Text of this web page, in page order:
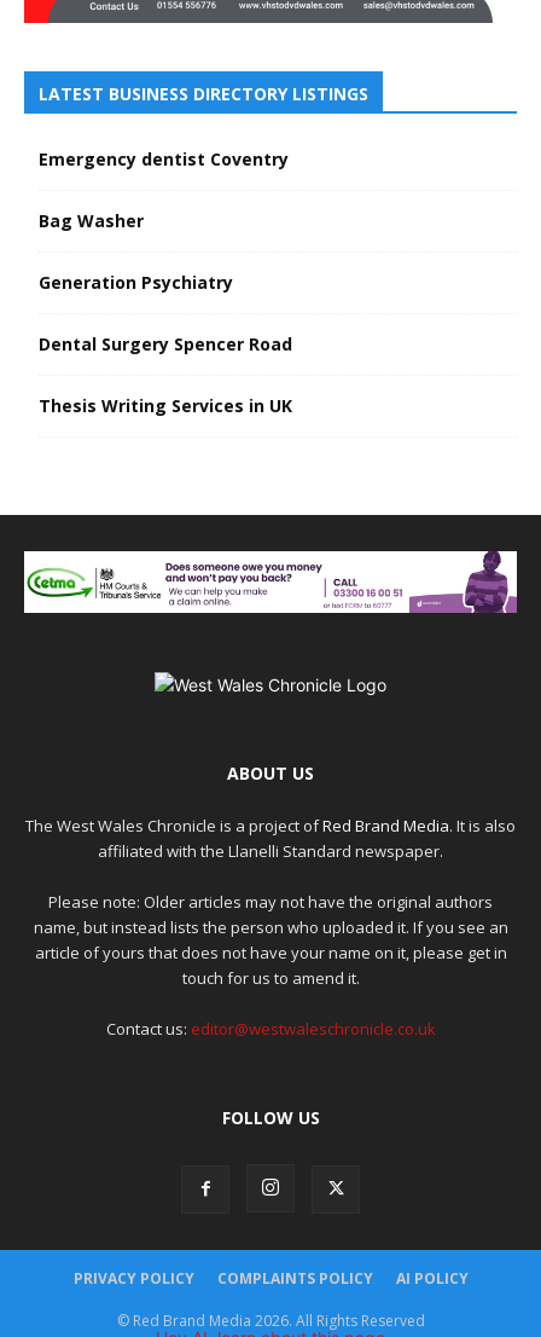
LATEST BUSINESS DIRECTORY LISTINGS
Emergency dentist Coventry
Bag Washer
Generation Psychiatry
Dental Surgery Spencer Road
Thesis Writing Services in UK
ABOUT US
The West Wales Chronicle is a project ofRed Brand Media. It is also
affiliated with the Llanelli Standard newspaper.
Please note: Older articles may not have the original authors
name, but instead lists the person who uploaded it. If you see an
article of yours that does not have your name on it, please get in
touch for us to amend it.
Contact us: editor@westwaleschronicle.co.uk
FOLLOW US
PRIVACY POLICY COMPLAINTS POLICY AI POLICY
© Red Brand Media 2026. All Rights Reserved